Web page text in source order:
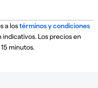
a lostérminos y condiciones
indicativos. Los precios en
minutos.